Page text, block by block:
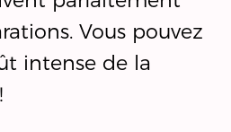
Vous pouvez
intense de la